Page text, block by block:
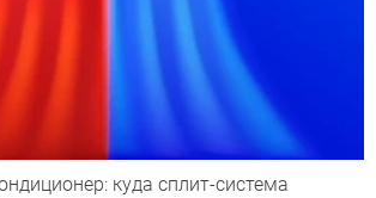
куда сплит-система